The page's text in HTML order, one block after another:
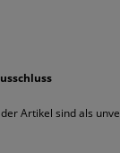
Artikel sind als